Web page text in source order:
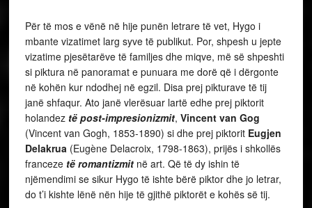
Për të mos e vënë në hije punën letrare të vet, Hygo i
mbante vizatimet larg syve të publikut. Por, shpesh u jepte
vizatime pjesëtarëve të familjes dhe miqve, më së shpeshti
si piktura në panoramat e punuara me dorë që i dërgonte
në kohën kur ndodhej në egzil. Disa prej pikturave të tij
janë shfaqur. Ato janë vlerësuar lartë edhe prej piktorit
holandez të post-impresionizmit, Vincent van Gog
(Vincent van Gogh, 1853-1890) si dhe prej piktorit Eugjen
Delakrua (Eugène Delacroix, 1798-1863), prijës i shkollës
franceze të romantizmitnë art. Që të dy ishin të
njëmendimi se sikur Hygo të ishte bërë piktor dhe jo letrar,
do t’i kishte lënë nën hije të gjithë piktorët e kohës së tij.